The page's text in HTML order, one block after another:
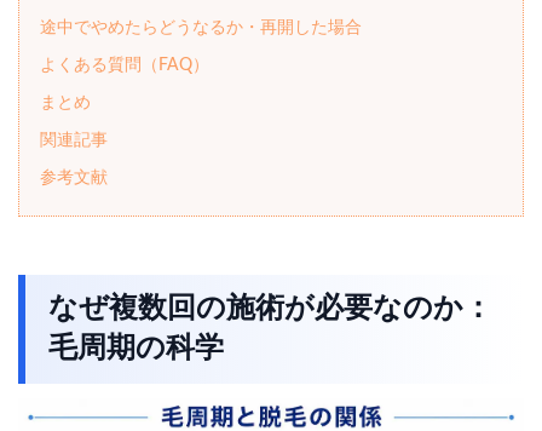
途中でやめたらどうなるか・再開した場合
よくある質問（FAQ）
まとめ
関連記事
参考文献
なぜ複数回の施術が必要なのか：
毛周期の科学